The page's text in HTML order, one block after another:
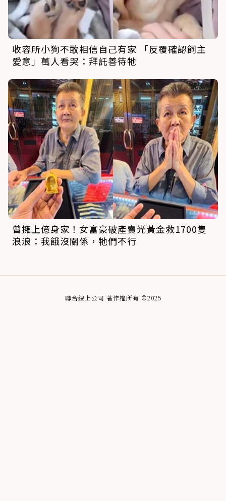
收容所小狗不敢相信自己有家 「反覆確認飼主
愛意」萬人看哭：拜託善待牠
曾擁上億身家！女富豪破產賣光黃金救1700隻
浪浪：我餓沒關係，牠們不行
聯合線上公司 著作權所有 ©2025